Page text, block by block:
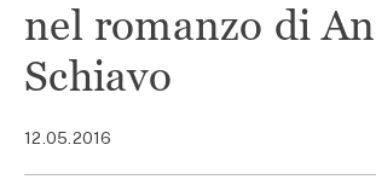
nel romanzo di
Schiavo
12.05.2016